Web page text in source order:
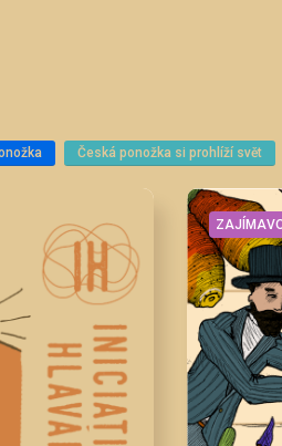
Česká ponožka si prohlíží svět